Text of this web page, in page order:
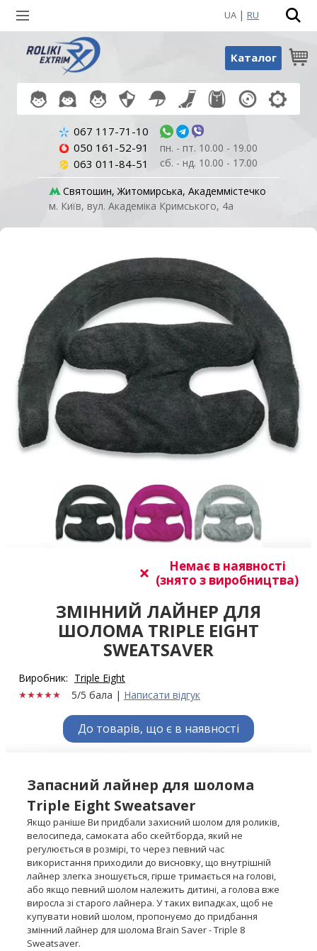
UA | RU
Каталог
067 117-71-10
050 161-52-91
063 011-84-51
пн. - пт. 10.00 - 19.00
сб. - нд. 10.00 - 17.00
Святошин, Житомирська, Академмістечко
м. Київ, вул. Академіка Кримського, 4а
Немає в наявності
(знято з виробництва)
ЗМІННИЙ ЛАЙНЕР ДЛЯ
ШОЛОМА TRIPLE EIGHT
SWEATSAVER
Виробник: Triple Eight
5/5 бала | Написати відгук
До товарів, що є в наявності
Запасний лайнер для шолома
Triple Eight Sweatsaver
Якщо раніше Ви придбали захисний шолом для роликів,
велосипеда, самоката або скейтборда, який не
регулюється в розмірі, то через певний час
використання приходили до висновку, що внутрішній
лайнер злегка зношується, гірше тримається на голові,
або якщо певний шолом належить дитині, а голова вже
виросла зі старого лайнера. У таких випадках, щоб не
купувати новий шолом, пропонуємо до придбання
змінний лайнер для шолома Brain Saver - Triple 8
Sweatsaver.